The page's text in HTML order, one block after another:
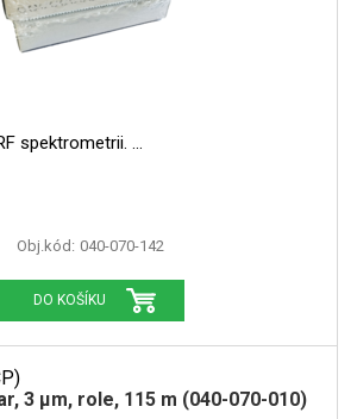
PRO MS
spektrometrii.
Obj.kód: 040-070-142
DO KOŠÍKU
3 µm, role, 115 m (040-070-010)